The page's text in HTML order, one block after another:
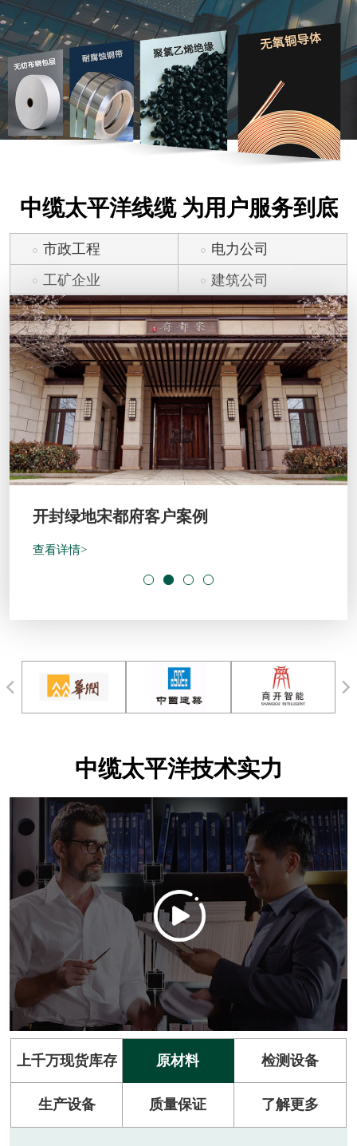
中缆太平洋线缆 为用户服务到底
市政工程
电力公司
工矿企业
建筑公司
开封绿地宋都府客户案例
查看详情>
中缆太平洋技术实力
上千万现货库存 原材料 检测设备
生产设备 质量保证 了解更多